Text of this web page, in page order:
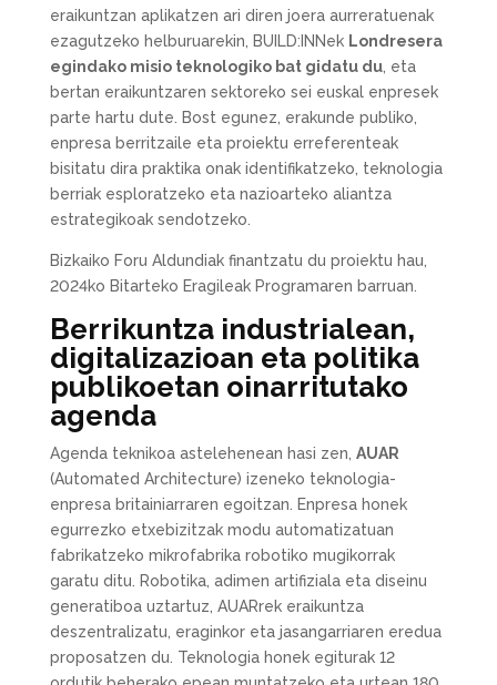
eraikuntzan aplikatzen ari diren joera aurreratuenak
ezagutzeko helburuarekin, BUILD:INNek Londresera
egindako misio teknologiko bat gidatu du, eta
bertan eraikuntzaren sektoreko sei euskal enpresek
parte hartu dute. Bost egunez, erakunde publiko,
enpresa berritzaile eta proiektu erreferenteak
bisitatu dira praktika onak identifikatzeko, teknologia
berriak esploratzeko eta nazioarteko aliantza
estrategikoak sendotzeko.
Bizkaiko Foru Aldundiak finantzatu du proiektu hau,
2024ko Bitarteko Eragileak Programaren barruan.
Berrikuntza industrialean,
digitalizazioan eta politika
publikoetan oinarritutako
agenda
Agenda teknikoa astelehenean hasi zen, AUAR
(Automated Architecture) izeneko teknologia-
enpresa britainiarraren egoitzan. Enpresa honek
egurrezko etxebizitzak modu automatizatuan
fabrikatzeko mikrofabrika robotiko mugikorrak
garatu ditu. Robotika, adimen artifiziala eta diseinu
generatiboa uztartuz, AUARrek eraikuntza
deszentralizatu, eraginkor eta jasangarriaren eredua
proposatzen du. Teknologia honek egiturak 12